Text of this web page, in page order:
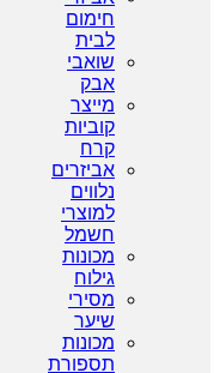
חימום
לבית
שואבי
אבק
מייצר
קוביות
קרח
אביזרים
נלווים
למוצרי
חשמל
מכונות
גילוח
מסירי
שיער
מכונות
תספורת